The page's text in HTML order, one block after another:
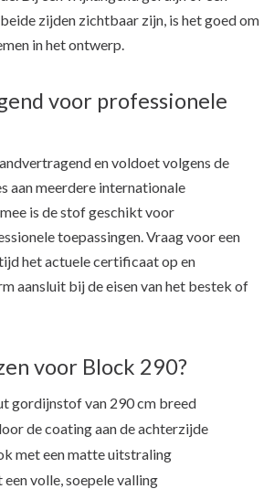
zijden zichtbaar zijn, is het goed om
in het ontwerp.
voor professionele
en voldoet volgens de
aan meerdere internationale
is de stof geschikt voor
toepassingen. Vraag voor een
het actuele certificaat op en
aansluit bij de eisen van het bestek of
voor Block 290?
gordijnstof van 290 cm breed
de coating aan de achterzijde
met een matte uitstraling
volle, soepele valling